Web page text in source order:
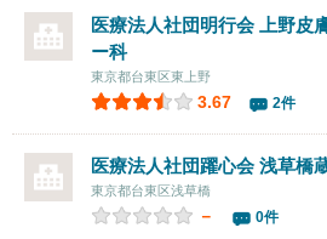
医療法人社団明行会
上野皮
ー科
東京都台東区東上野
3.67 2件
医療法人社団躍心会浅草橋
東京都台東区浅草橋
－ 0件